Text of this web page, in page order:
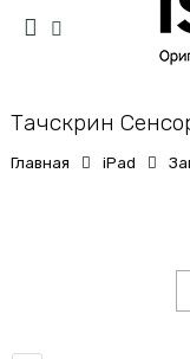
Тачскрин
Главная iPad